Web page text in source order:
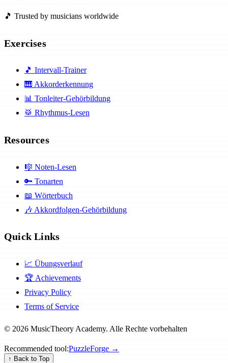
🎵 Trusted by musicians worldwide
Exercises
🎵 Intervall-Trainer
🎹 Akkorderkennung
📊 Tonleiter-Gehörbildung
🥁 Rhythmus-Lesen
Resources
🎼 Noten-Lesen
🔑 Tonarten
📖 Wörterbuch
🎶 Akkordfolgen-Gehörbildung
Quick Links
📈 Übungsverlauf
🏆 Achievements
Privacy Policy
Terms of Service
© 2026 MusicTheory Academy. Alle Rechte vorbehalten
Recommended tool:PuzzleForge →
↑ Back to Top